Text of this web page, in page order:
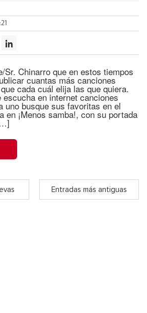
Sr. Chinarro que en estos tiempos
cuantas más canciones
cada cuál elija las que quiera.
en internet canciones
uno busque sus favoritas en el
en ¡Menos samba!, con su portada
Entradas más antiguas